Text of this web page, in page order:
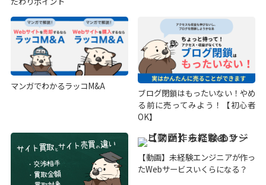
マンガでわかるラッコM&A
ブログ閉鎖はもったいない！やめ
る前に売ってみよう！【初心者
OK】
【動画】未経験エンジニアが作っ
たWebサービスいくらになる？